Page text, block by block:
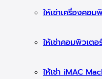
ให้เช่าเครื่องคอม
ให้เช่าคอมพิวเต
ให้เช่า iMAC